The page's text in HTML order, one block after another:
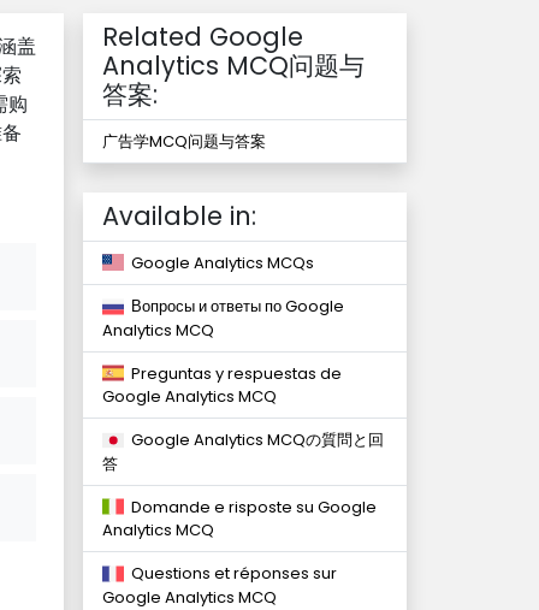
盖
购
Related Google
Analytics MCQ问题与
答案:
广告学MCQ问题与答案
Available in:
Google Analytics MCQs
Вопросы и ответы по Google
Analytics MCQ
Preguntas y respuestas de
Google Analytics MCQ
Google Analytics MCQの質問と回
答
Domande e risposte su Google
Analytics MCQ
Questions et réponses sur
Google Analytics MCQ